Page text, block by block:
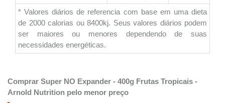
* Valores diários de referencia com base em uma dieta
de 2000 calorias ou 8400kj. Seus valores diários podem
ser maiores ou menores dependendo de suas
necessidades energéticas.
Comprar Super NO Expander - 400g Frutas Tropicais -
Arnold Nutrition pelo menor preço